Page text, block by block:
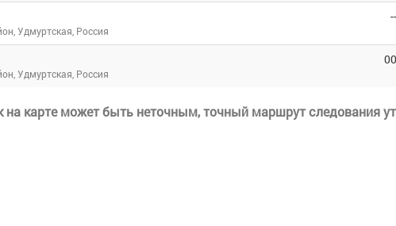
Удмуртская, Россия
Удмуртская, Россия
на карте может быть неточным, точный маршрут следования